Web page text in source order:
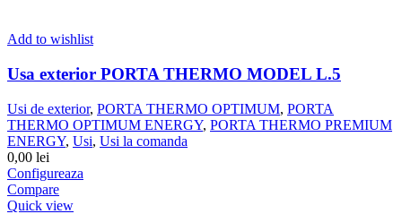
Add to wishlist
Usa exterior PORTA THERMO MODEL L.5
Usi de exterior, PORTA THERMO OPTIMUM, PORTA
THERMO OPTIMUM ENERGY, PORTA THERMO PREMIUM
ENERGY, Usi, Usi la comanda
0,00 lei
Configureaza
Compare
Quick view